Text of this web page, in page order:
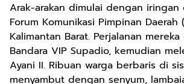
Arak-arakan dimulai dengan iringan
Forum Komunikasi Pimpinan Daerah
Kalimantan Barat. Perjalanan
Bandara VIP Supadio, kemudian
Ayani II. Ribuan warga berbaris di
menyambut dengan senyum,